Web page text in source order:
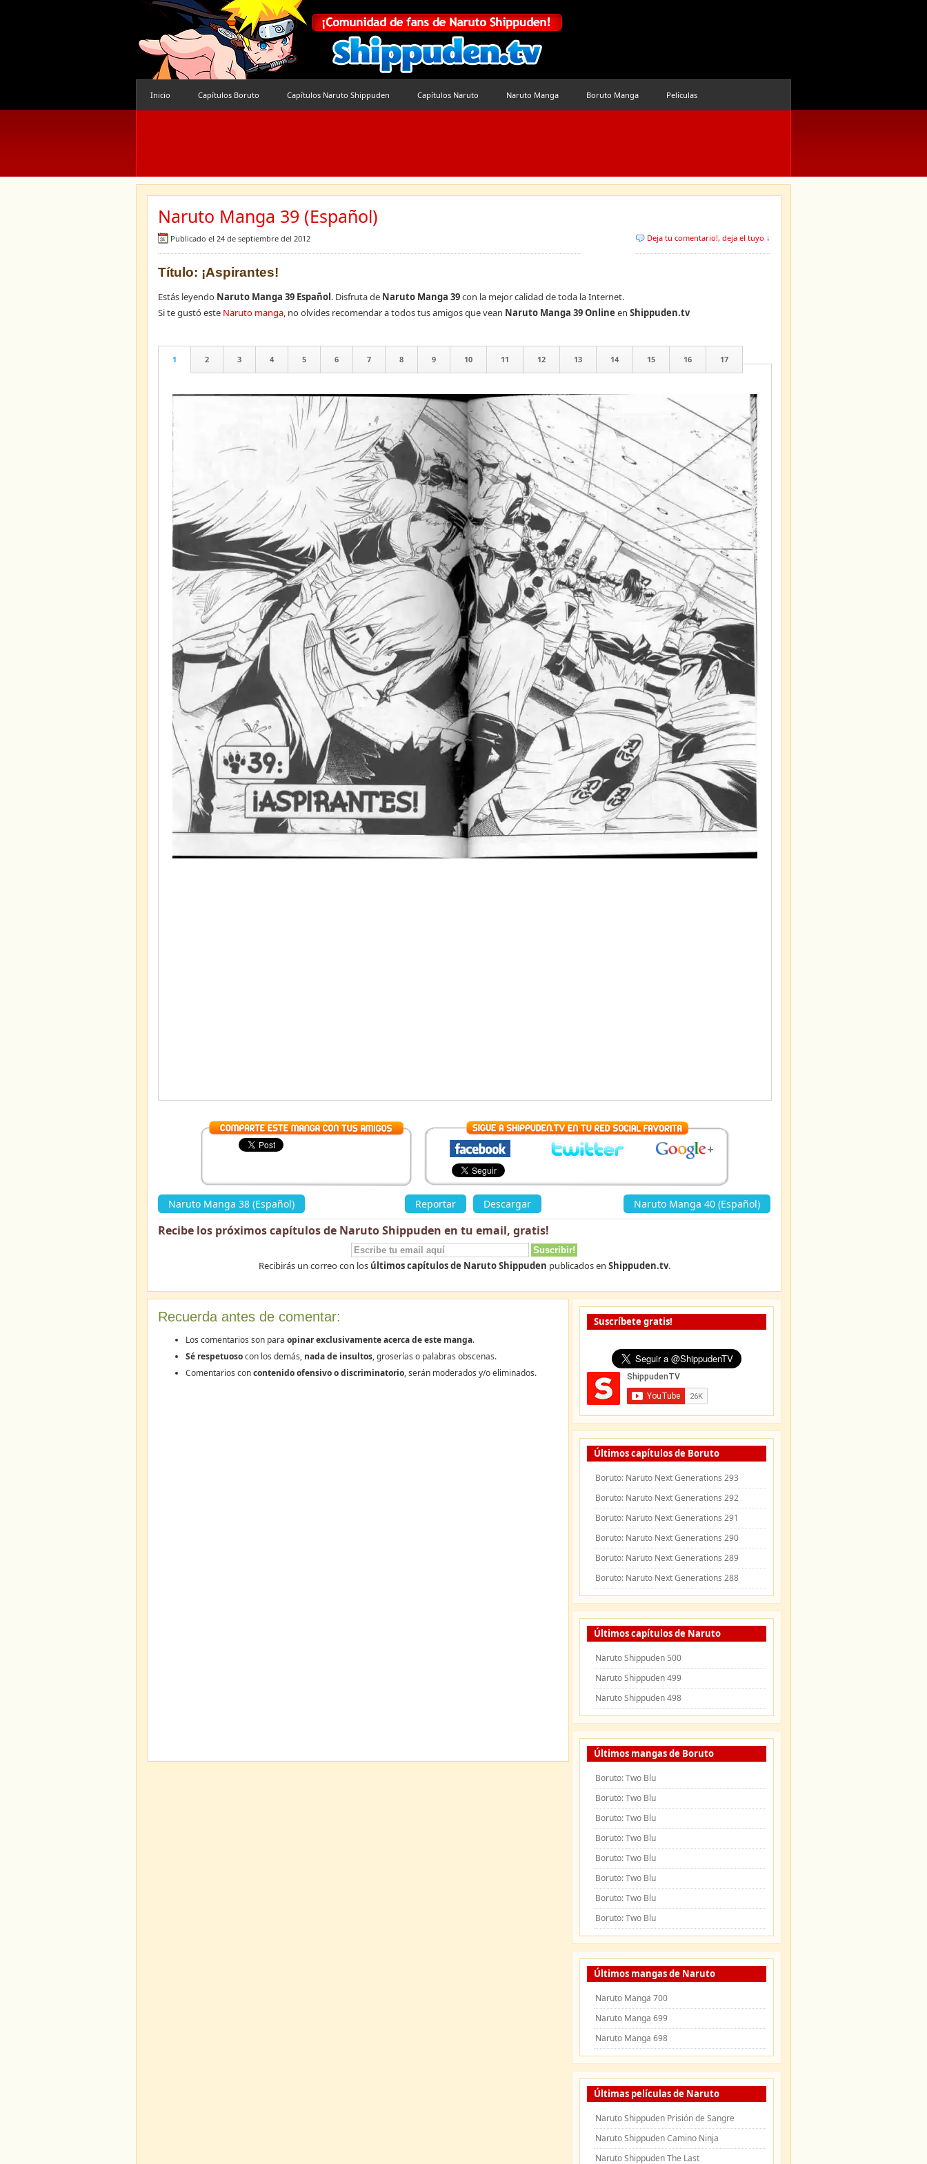
Inicio Capítulos Boruto Capítulos Naruto Shippuden Capítulos Naruto Naruto Manga Boruto Manga Películas
Naruto Manga 39 (Español)
Publicado el 24 de septiembre del 2012 Deja tu comentario!, deja el tuyo ↓
Título: ¡Aspirantes!
Estás leyendo Naruto Manga 39 Español. Disfruta de Naruto Manga 39con la mejor calidad de toda la Internet.
Si te gustó este Naruto manga, no olvides recomendar a todos tus amigos que vean Naruto Manga 39 Online en Shippuden.tv
1 2 3 4 5 6 7 8 9 10 11 12 13 14 15 16 17
Naruto Manga 38 (Español) Reportar Descargar Naruto Manga 40 (Español)
Recibe los próximos capítulos de Naruto Shippuden en tu email, gratis!
Recibirás un correo con los últimos capítulos de Naruto Shippuden publicados en Shippuden.tv.
Recuerda antes de comentar:
Los comentarios son para opinar exclusivamente acerca de este manga.
Sé respetuosocon los demás, nada de insultos, groserías o palabras obscenas.
Comentarios concontenido ofensivo o discriminatorio, serán moderados y/o eliminados.
Suscríbete gratis!
Últimos capítulos de Boruto
Boruto: Naruto Next Generations 293
Boruto: Naruto Next Generations 292
Boruto: Naruto Next Generations 291
Boruto: Naruto Next Generations 290
Boruto: Naruto Next Generations 289
Boruto: Naruto Next Generations 288
Últimos capítulos de Naruto
Naruto Shippuden 500
Naruto Shippuden 499
Naruto Shippuden 498
Últimos mangas de Boruto
Boruto: Two Blu
Boruto: Two Blu
Boruto: Two Blu
Boruto: Two Blu
Boruto: Two Blu
Boruto: Two Blu
Boruto: Two Blu
Boruto: Two Blu
Últimos mangas de Naruto
Naruto Manga 700
Naruto Manga 699
Naruto Manga 698
Últimas películas de Naruto
Naruto Shippuden Prisión de Sangre
Naruto Shippuden Camino Ninja
Naruto Shippuden The Last